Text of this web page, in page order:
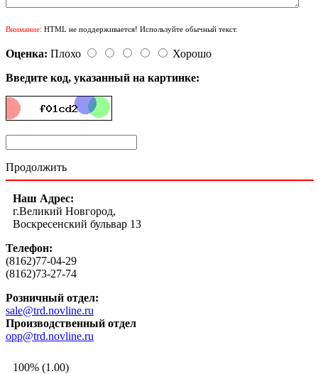
Внимание: HTML не поддерживается! Используйте обычный текст.
Оценка: Плохо
Хорошо
Введите код, указанный на картинке:
Продолжить
Наш Адрес:
г.Великий Новгород,
Воскресенский бульвар 13
Телефон:
(8162)77-04-29
(8162)73-27-74
Розничный отдел:
sale@trd.novline.ru
Производственный отдел
opp@trd.novline.ru
100% (1.00)